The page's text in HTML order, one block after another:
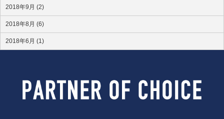
2018年9月 (2)
2018年8月 (6)
2018年6月 (1)